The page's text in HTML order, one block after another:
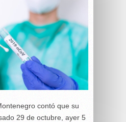
contó que su
29 de octubre, ayer 5